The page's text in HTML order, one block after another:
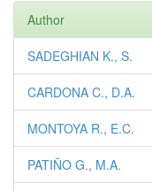
Author
SADEGHIAN K., S.
CARDONA C., D.A.
MONTOYA R., E.C.
PATIÑO G., M.A.